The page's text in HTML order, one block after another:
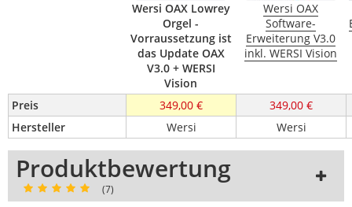
Wersi OAX Lowrey
Orgel -
Vorraussetzung ist
das Update OAX
V3.0 + WERSI
Vision
Wersi OAX
Software-
Erweiterung V3.0
inkl. WERSI Vision
Preis 349,00 €
349,00 €
Hersteller
Wersi Wersi
Produktbewertung
(7)